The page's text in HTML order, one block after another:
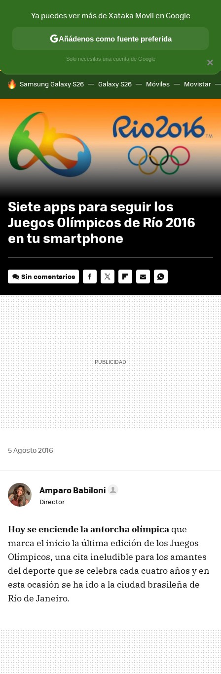
CONECTIVIDAD MÓVIL Y SOCIEDAD APLICACIONES
HOY SE HABLA DE
Samsung Galaxy S26 Galaxy S26 Móviles Movistar
Siete apps para seguir los
Juegos Olímpicos de Río 2016
en tu smartphone
Sin comentarios
MAIL
5 Agosto 2016
Amparo Babiloni
Director
Hoy se enciende la antorcha olímpica que
marca el inicio la última edición de los Juegos
Olímpicos, una cita ineludible para los amantes
del deporte que se celebra cada cuatro años y en
esta ocasión se ha ido a la ciudad brasileña de
Río de Janeiro.
×
Ya puedes ver más de Xataka Movil en Google
Añádenos como fuente preferida
Solo necesitas una cuenta de Google